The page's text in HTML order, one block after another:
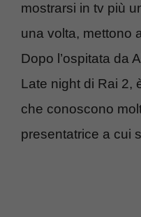
mostrarsi in tv più
una volta, mettono
Dopo l’ospitata da
Late night di Rai 2,
che conoscono
presentatrice a cui